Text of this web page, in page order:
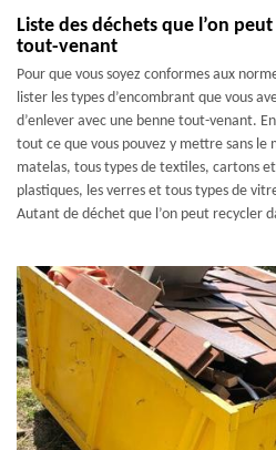
Liste des déchets que l’on
tout-venant
Pour que vous soyez conformes aux
lister les types d’encombrant que vous
d’enlever avec une benne tout-venant.
tout ce que vous pouvez y mettre sans le
matelas, tous types de textiles, cartons
plastiques, les verres et tous types de
Autant de déchet que l’on peut recycler